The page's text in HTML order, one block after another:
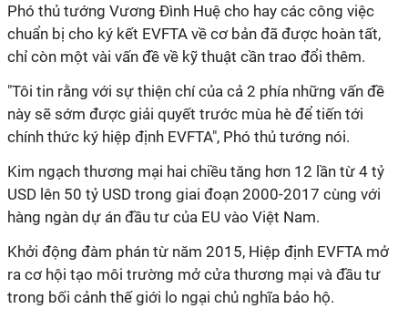
Phó thủ tướng Vương Đình Huệ cho hay các công việc
chuẩn bị cho ký kết EVFTA về cơ bản đã được hoàn tất,
chỉ còn một vài vấn đề về kỹ thuật cần trao đổi thêm.
"Tôi tin rằng với sự thiện chí của cả 2 phía những vấn đề
này sẽ sớm được giải quyết trước mùa hè để tiến tới
chính thức ký hiệp định EVFTA", Phó thủ tướng nói.
Kim ngạch thương mại hai chiều tăng hơn 12 lần từ 4 tỷ
USD lên 50 tỷ USD trong giai đoạn 2000-2017 cùng với
hàng ngàn dự án đầu tư của EU vào Việt Nam.
Khởi động đàm phán từ năm 2015, Hiệp định EVFTA mở
ra cơ hội tạo môi trường mở cửa thương mại và đầu tư
trong bối cảnh thế giới lo ngại chủ nghĩa bảo hộ.